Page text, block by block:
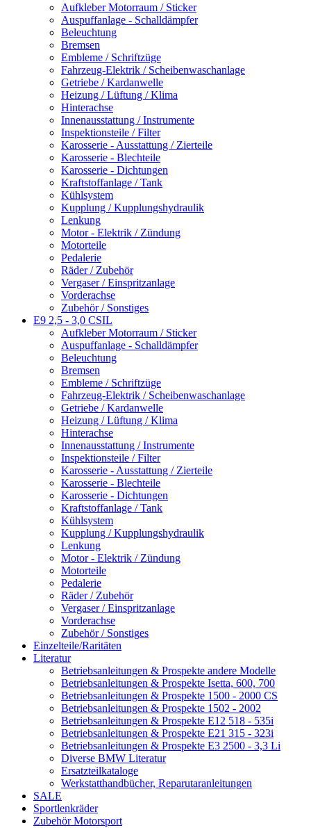
Aufkleber Motorraum / Sticker
Auspuffanlage - Schalldämpfer
Beleuchtung
Bremsen
Embleme / Schriftzüge
Fahrzeug-Elektrik / Scheibenwaschanlage
Getriebe / Kardanwelle
Heizung / Lüftung / Klima
Hinterachse
Innenausstattung / Instrumente
Inspektionsteile / Filter
Karosserie - Ausstattung / Zierteile
Karosserie - Blechteile
Karosserie - Dichtungen
Kraftstoffanlage / Tank
Kühlsystem
Kupplung / Kupplungshydraulik
Lenkung
Motor - Elektrik / Zündung
Motorteile
Pedalerie
Räder / Zubehör
Vergaser / Einspritzanlage
Vorderachse
Zubehör / Sonstiges
E9 2,5 - 3,0 CSIL
Aufkleber Motorraum / Sticker
Auspuffanlage - Schalldämpfer
Beleuchtung
Bremsen
Embleme / Schriftzüge
Fahrzeug-Elektrik / Scheibenwaschanlage
Getriebe / Kardanwelle
Heizung / Lüftung / Klima
Hinterachse
Innenausstattung / Instrumente
Inspektionsteile / Filter
Karosserie - Ausstattung / Zierteile
Karosserie - Blechteile
Karosserie - Dichtungen
Kraftstoffanlage / Tank
Kühlsystem
Kupplung / Kupplungshydraulik
Lenkung
Motor - Elektrik / Zündung
Motorteile
Pedalerie
Räder / Zubehör
Vergaser / Einspritzanlage
Vorderachse
Zubehör / Sonstiges
Einzelteile/Raritäten
Literatur
Betriebsanleitungen & Prospekte andere Modelle
Betriebsanleitungen & Prospekte Isetta, 600, 700
Betriebsanleitungen & Prospekte 1500 - 2000 CS
Betriebsanleitungen & Prospekte 1502 - 2002
Betriebsanleitungen & Prospekte E12 518 - 535i
Betriebsanleitungen & Prospekte E21 315 - 323i
Betriebsanleitungen & Prospekte E3 2500 - 3,3 Li
Diverse BMW Literatur
Ersatzteilkataloge
Werkstatthandbücher, Reparutaranleitungen
SALE
Sportlenkräder
Zubehör Motorsport